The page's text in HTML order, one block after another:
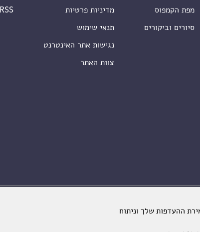
מפת הקמפוס
סיורים וביקורים
מדיניות פרטיות
תנאי שימוש
נגישות אתר האינטרנט
צוות האתר
RSS
ויצמן למדע. כל הזכויות שמורות
ההעדפות שלך וניתוח